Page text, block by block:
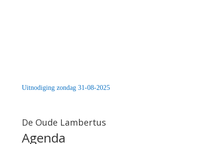
Uitnodiging zondag 31-08-2025
De Oude Lambertus
Agenda